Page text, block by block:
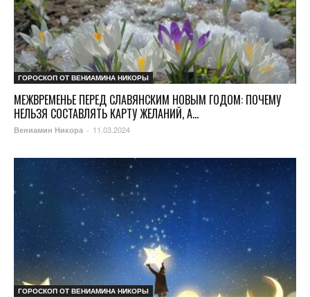
ГОРОСКОП ОТ ВЕНИАМИНА НИКОРЫ
МЕЖВРЕМЕНЬЕ ПЕРЕД СЛАВЯНСКИМ НОВЫМ ГОДОМ: ПОЧЕМУ
НЕЛЬЗЯ СОСТАВЛЯТЬ КАРТУ ЖЕЛАНИЙ, А...
Вениамин Никора - 11.03.2024
ГОРОСКОП ОТ ВЕНИАМИНА НИКОРЫ